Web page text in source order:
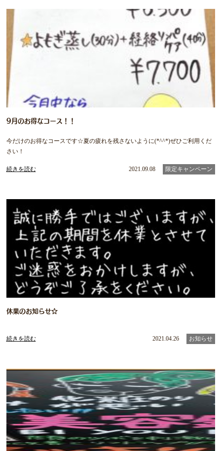
9月のお得なコース！！
今だけのお得なコースです☆夏の疲れを残さないように(*^^*)ぜひご利用くだ
さい！
続きを読む 2021.09.08 限定キャンペーン
休業のお知らせ☆
続きを読む 2021.04.26 お知らせ